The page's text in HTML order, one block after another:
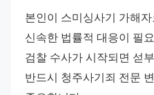
본인이 스미싱사기 가해
신속한 법률적 대응이 필
검찰 수사가 시작되면 섣
반드시 청주사기죄 전문